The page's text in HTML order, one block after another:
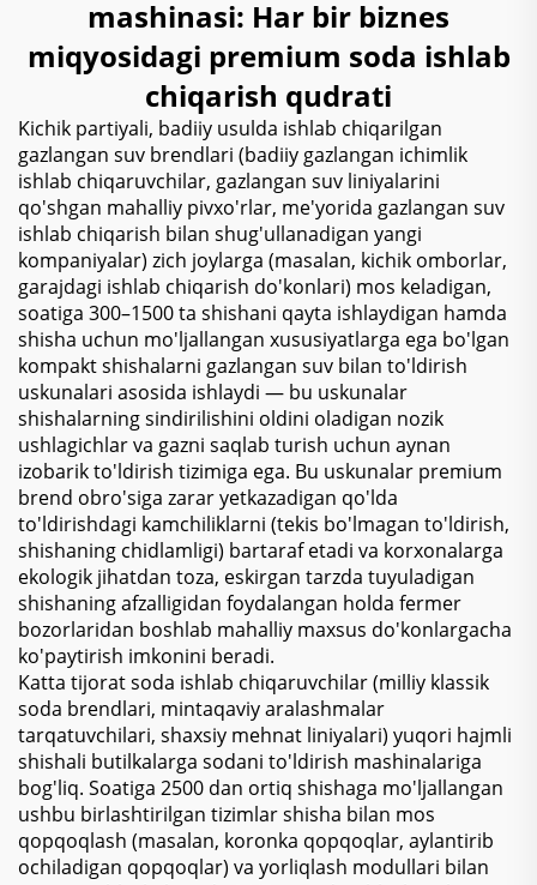
mashinasi: Har bir biznes
miqyosidagi premium soda ishlab
chiqarish qudrati
Kichik partiyali, badiiy usulda ishlab chiqarilgan
gazlangan suv brendlari (badiiy gazlangan ichimlik
ishlab chiqaruvchilar, gazlangan suv liniyalarini
qo'shgan mahalliy pivxo'rlar, me'yorida gazlangan suv
ishlab chiqarish bilan shug'ullanadigan yangi
kompaniyalar) zich joylarga (masalan, kichik omborlar,
garajdagi ishlab chiqarish do'konlari) mos keladigan,
soatiga 300–1500 ta shishani qayta ishlaydigan hamda
shisha uchun mo'ljallangan xususiyatlarga ega bo'lgan
kompakt shishalarni gazlangan suv bilan to'ldirish
uskunalari asosida ishlaydi — bu uskunalar
shishalarning sindirilishini oldini oladigan nozik
ushlagichlar va gazni saqlab turish uchun aynan
izobarik to'ldirish tizimiga ega. Bu uskunalar premium
brend obro'siga zarar yetkazadigan qo'lda
to'ldirishdagi kamchiliklarni (tekis bo'lmagan to'ldirish,
shishaning chidlamligi) bartaraf etadi va korxonalarga
ekologik jihatdan toza, eskirgan tarzda tuyuladigan
shishaning afzalligidan foydalangan holda fermer
bozorlaridan boshlab mahalliy maxsus do'konlargacha
ko'paytirish imkonini beradi.
Katta tijorat soda ishlab chiqaruvchilar (milliy klassik
soda brendlari, mintaqaviy aralashmalar
tarqatuvchilari, shaxsiy mehnat liniyalari) yuqori hajmli
shishali butilkalarga sodani to'ldirish mashinalariga
bog'liq. Soatiga 2500 dan ortiq shishaga mo'ljallangan
ushbu birlashtirilgan tizimlar shisha bilan mos
qopqoqlash (masalan, koronka qopqoqlar, aylantirib
ochiladigan qopqoqlar) va yorliqlash modullari bilan